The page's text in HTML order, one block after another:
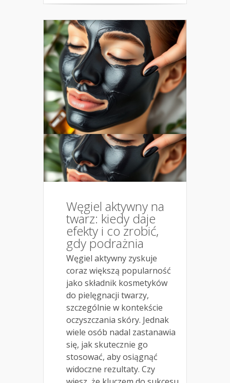
Węgiel aktywny na
twarz: kiedy daje
efekty i co zrobić,
gdy podrażnia
Węgiel aktywny zyskuje
coraz większą popularność
jako składnik kosmetyków
do pielęgnacji twarzy,
szczególnie w kontekście
oczyszczania skóry. Jednak
wiele osób nadal zastanawia
się, jak skutecznie go
stosować, aby osiągnąć
widoczne rezultaty. Czy